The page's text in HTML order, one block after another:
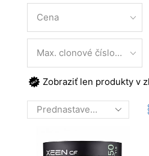
Cena
Max. clonové číslo (f,T)
Zobraziť len produkty v